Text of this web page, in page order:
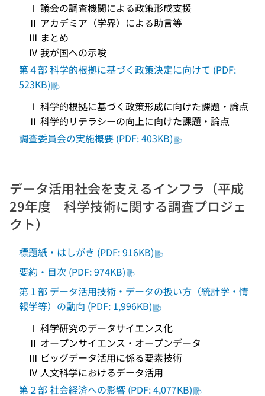
Ⅰ 議会の調査機関による政策形成支援
Ⅱ アカデミア（学界）による助言等
Ⅲ まとめ
Ⅳ 我が国への示唆
第４部 科学的根拠に基づく政策決定に向けて (PDF:
523KB)
Ⅰ 科学的根拠に基づく政策形成に向けた課題・論点
Ⅱ 科学的リテラシーの向上に向けた課題・論点
調査委員会の実施概要 (PDF: 403KB)
データ活用社会を支えるインフラ（平成
29年度 科学技術に関する調査プロジェ
クト）
標題紙・はしがき (PDF: 916KB)
要約・目次 (PDF: 974KB)
第１部 データ活用技術・データの扱い方（統計学・情
報学等）の動向 (PDF: 1,996KB)
Ⅰ 科学研究のデータサイエンス化
Ⅱ オープンサイエンス・オープンデータ
Ⅲ ビッグデータ活用に係る要素技術
Ⅳ 人文科学におけるデータ活用
第２部 社会経済への影響 (PDF: 4,077KB)